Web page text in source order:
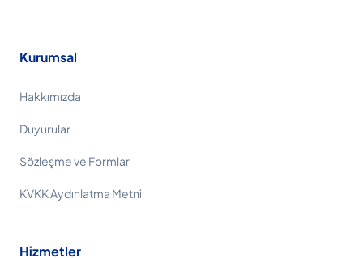
Kurumsal
Hakkımızda
Duyurular
Sözleşme ve Formlar
KVKK Aydınlatma Metni
Hizmetler